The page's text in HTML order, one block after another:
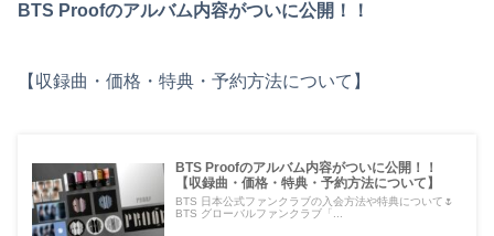
BTS Proofのアルバム内容がついに公開！！
【収録曲・価格・特典・予約方法について】
BTS Proofのアルバム内容がついに公開！！
【収録曲・価格・特典・予約方法について】
BTS 日本公式ファンクラブの入会方法や特典について🌷
BTS グローバルファンクラブ「...